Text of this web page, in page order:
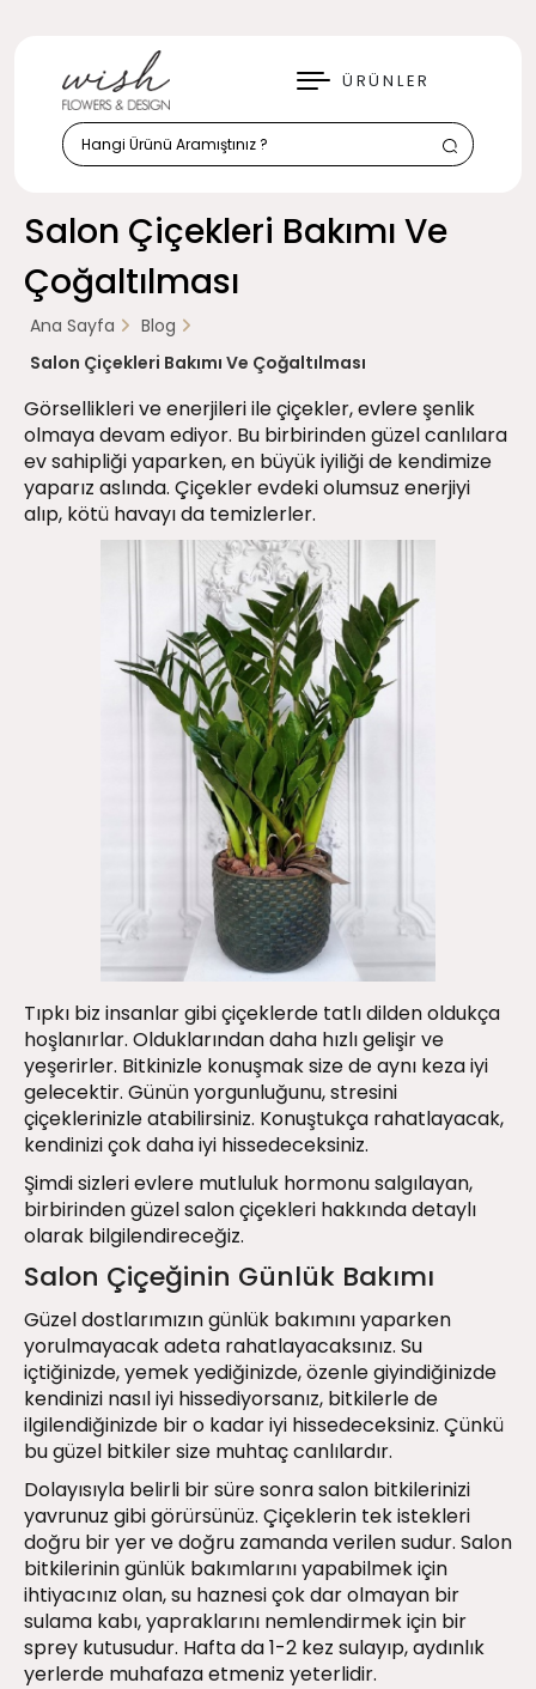
ÜRÜNLER
KAPAT
Salon Çiçekleri Bakımı Ve
Çoğaltılması
Ana Sayfa
Blog
Salon Çiçekleri Bakımı Ve Çoğaltılması
Görsellikleri ve enerjileri ile çiçekler, evlere şenlik
olmaya devam ediyor. Bu birbirinden güzel canlılara
ev sahipliği yaparken, en büyük iyiliği de kendimize
yaparız aslında. Çiçekler evdeki olumsuz enerjiyi
alıp, kötü havayı da temizlerler.
Tıpkı biz insanlar gibi çiçeklerde tatlı dilden oldukça
hoşlanırlar. Olduklarından daha hızlı gelişir ve
yeşerirler. Bitkinizle konuşmak size de aynı keza iyi
gelecektir. Günün yorgunluğunu, stresini
çiçeklerinizle atabilirsiniz. Konuştukça rahatlayacak,
kendinizi çok daha iyi hissedeceksiniz.
Şimdi sizleri evlere mutluluk hormonu salgılayan,
birbirinden güzelsalon çiçekleri hakkında detaylı
olarak bilgilendireceğiz.
Salon Çiçeğinin Günlük Bakımı
Güzel dostlarımızın günlük bakımını yaparken
yorulmayacak adeta rahatlayacaksınız. Su
içtiğinizde, yemek yediğinizde, özenle giyindiğinizde
kendinizi nasıl iyi hissediyorsanız, bitkilerle de
ilgilendiğinizde bir o kadar iyi hissedeceksiniz. Çünkü
bu güzel bitkiler size muhtaç canlılardır.
Dolayısıyla belirli bir süre sonra salon bitkilerinizi
yavrunuz gibi görürsünüz. Çiçeklerin tek istekleri
doğru bir yer ve doğru zamanda verilen sudur. Salon
bitkilerinin günlük bakımlarını yapabilmek için
ihtiyacınız olan, su haznesi çok dar olmayan bir
sulama kabı, yapraklarını nemlendirmek için bir
sprey kutusudur. Hafta da 1-2 kez sulayıp, aydınlık
yerlerde muhafaza etmeniz yeterlidir.